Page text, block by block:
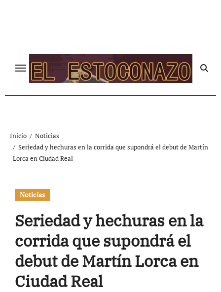
Inicio
Noticias
Seriedad y hechuras en la corrida que supondrá el debut de Martín
Lorca en Ciudad Real
Noticias
Seriedad y hechuras en la
corrida que supondrá el
debut de Martín Lorca en
Ciudad Real